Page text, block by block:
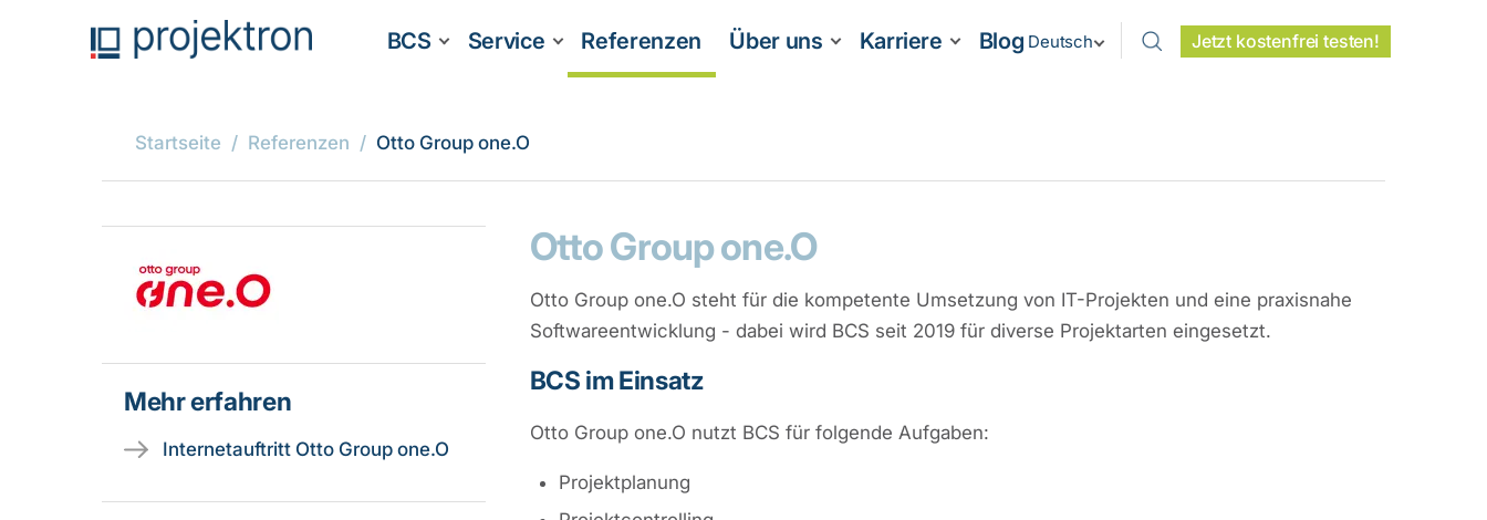
Deutsch Jetzt kostenfrei testen!
BCS Service Referenzen Über uns Karriere Blog
Startseite Referenzen Otto Group one.O
Otto Group one.O
Otto Group one.O steht für die kompetente Umsetzung von IT-Projekten und eine praxisnahe
Softwareentwicklung - dabei wird BCS seit 2019 für diverse Projektarten eingesetzt.
BCS im Einsatz
Otto Group one.O nutzt BCS für folgende Aufgaben:
Projektplanung
Mehr erfahren
Internetauftritt Otto Group one.O